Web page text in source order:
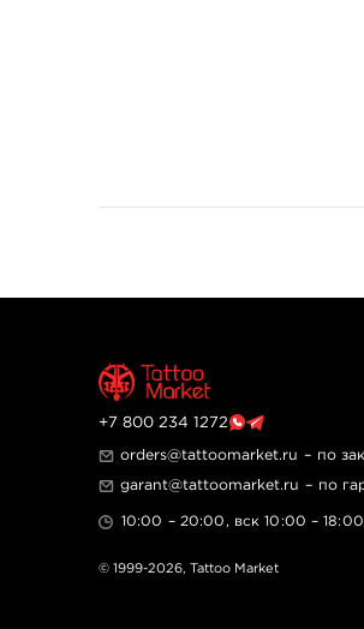
+7 800 234 1272
orders@tattoomarket.ru – по
garant@tattoomarket.ru – по
10:00 – 20:00, вск 10:00 – 18:00
© 1999-2026, Tattoo Market